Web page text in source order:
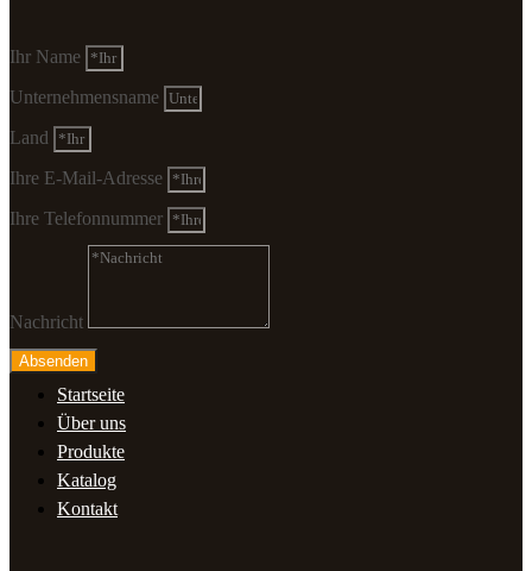
Ihr Name
Unternehmensname
Land
Ihre E-Mail-Adresse
Ihre Telefonnummer
Nachricht
Absenden
Startseite
Über uns
Produkte
Katalog
Kontakt